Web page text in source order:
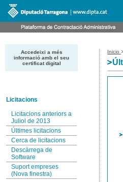
Accedeixi a més
informació amb el seu
certificat digital
Licitacions
Licitacions anteriors a
Juliol de 2013
Últimes licitacions
Cerca de licitacions
Descàrrega de
Software
Suport empreses
(Nova finestra)
Inicio